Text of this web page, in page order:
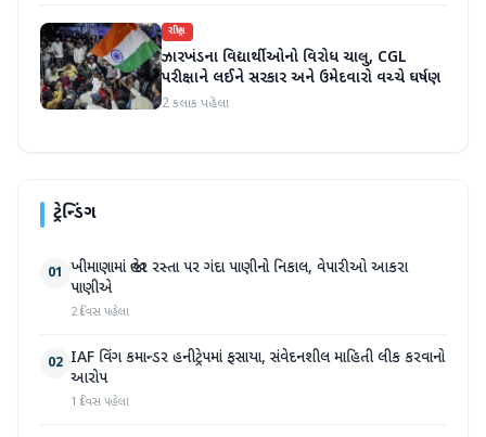
રાષ્ટ્રીય
ઝારખંડના વિદ્યાર્થીઓનો વિરોધ ચાલુ, CGL
પરીક્ષાને લઈને સરકાર અને ઉમેદવારો વચ્ચે ઘર્ષણ
2 કલાક પહેલા
ટ્રેન્ડિંગ
01 ખીમાણામાં જાહેર રસ્તા પર ગંદા પાણીનો નિકાલ, વેપારીઓ આકરા
પાણીએ
2 દિવસ પહેલા
02 IAF વિંગ કમાન્ડર હનીટ્રેપમાં ફસાયા, સંવેદનશીલ માહિતી લીક કરવાનો
આરોપ
1 દિવસ પહેલા